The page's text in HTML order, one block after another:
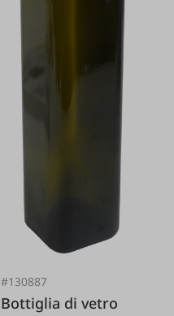
#130887
Bottiglia di vetro